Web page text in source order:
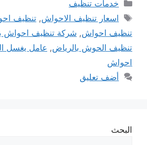
خدمات تنظيف
الوسوم
اسعار تنظيف الاحواش,تنظيف
تنظيف احواش, شركة تنظيف احواش
تنظيف الحوش بالرياض, عامل يغسل
احواش
أضف تعليق
البحث